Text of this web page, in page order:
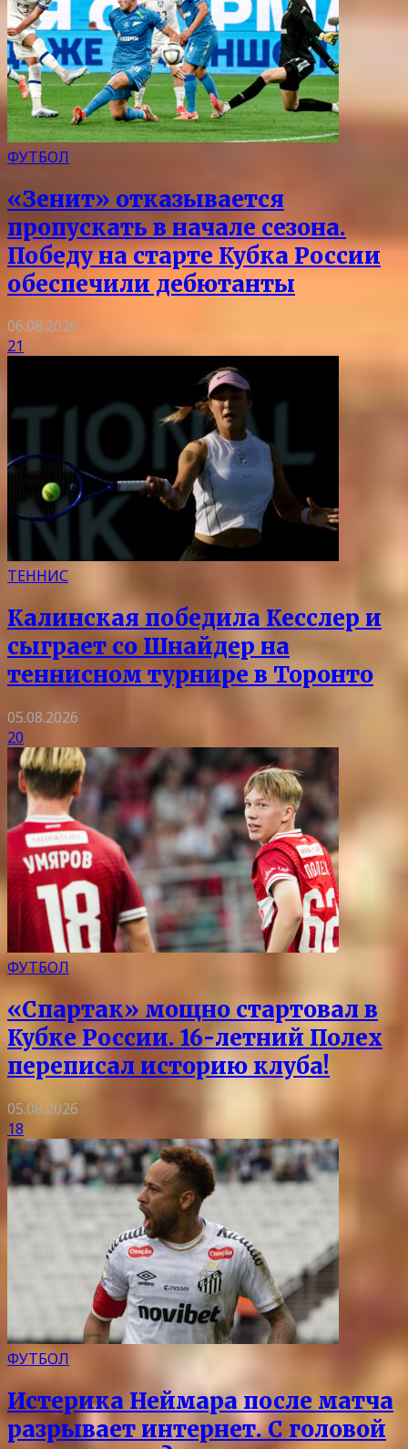
ФУТБОЛ
«Зенит» отказывается
пропускать в начале сезона.
Победу на старте Кубка России
обеспечили дебютанты
06.08.2026
21
ТЕННИС
Калинская победила Кесслер и
сыграет со Шнайдер на
теннисном турнире в Торонто
05.08.2026
20
ФУТБОЛ
«Спартак» мощно стартовал в
Кубке России. 16-летний Полех
переписал историю клуба!
05.08.2026
18
ФУТБОЛ
Истерика Неймара после матча
разрывает интернет. С головой